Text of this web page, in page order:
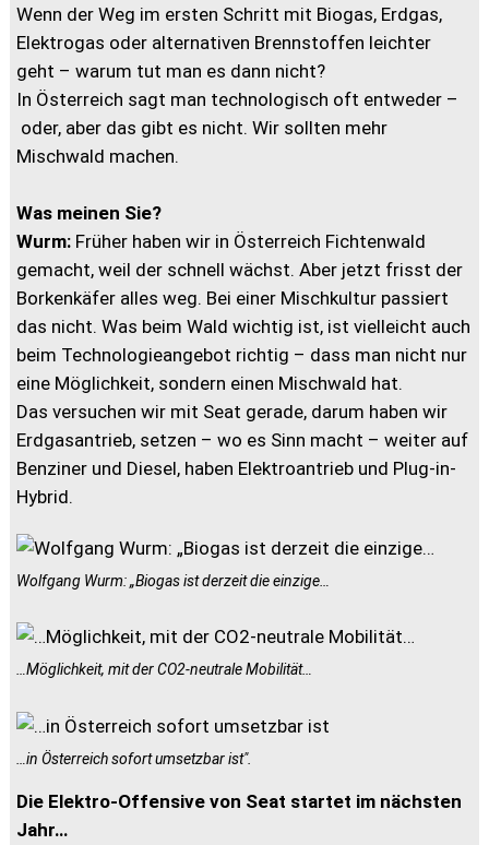
Wenn der Weg im ersten Schritt mit Biogas, Erdgas,
Elektrogas oder alternativen Brennstoffen leichter
geht – warum tut man es dann nicht?
In Österreich sagt man technologisch oft entweder –
oder, aber das gibt es nicht. Wir sollten mehr
Mischwald machen.
Was meinen Sie?
Wurm: Früher haben wir in Österreich Fichtenwald
gemacht, weil der schnell wächst. Aber jetzt frisst der
Borkenkäfer alles weg. Bei einer Mischkultur passiert
das nicht. Was beim Wald wichtig ist, ist vielleicht auch
beim Technologieangebot richtig – dass man nicht nur
eine Möglichkeit, sondern einen Mischwald hat.
Das versuchen wir mit Seat gerade, darum haben wir
Erdgasantrieb, setzen – wo es Sinn macht – weiter auf
Benziner und Diesel, haben Elektroantrieb und Plug-in-
Hybrid.
Wolfgang Wurm: „Biogas ist derzeit die einzige…
…Möglichkeit, mit der CO2-neutrale Mobilität…
…in Österreich sofort umsetzbar ist".
Die Elektro-Offensive von Seat startet im nächsten
Jahr…